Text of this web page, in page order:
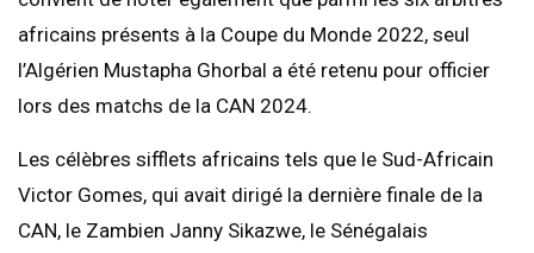
africains présents à la Coupe du Monde 2022, seul
l’Algérien Mustapha Ghorbal a été retenu pour officier
lors des matchs de la CAN 2024.
Les célèbres sifflets africains tels que le Sud-Africain
Victor Gomes, qui avait dirigé la dernière finale de la
CAN, le Zambien Janny Sikazwe, le Sénégalais